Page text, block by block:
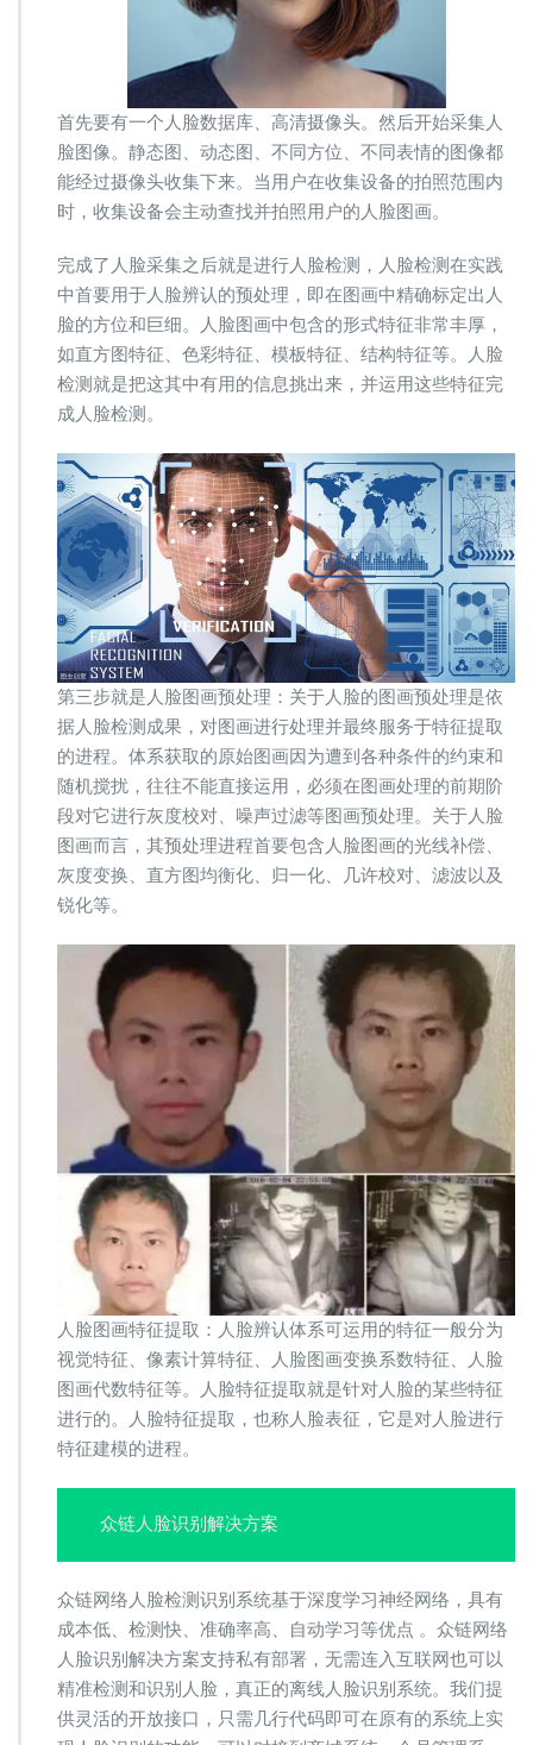
首先要有一个人脸数据库、高清摄像头。然后开始采集人
脸图像。静态图、动态图、不同方位、不同表情的图像都
能经过摄像头收集下来。当用户在收集设备的拍照范围内
时，收集设备会主动查找并拍照用户的人脸图画。
完成了人脸采集之后就是进行人脸检测，人脸检测在实践
中首要用于人脸辨认的预处理，即在图画中精确标定出人
脸的方位和巨细。人脸图画中包含的形式特征非常丰厚，
如直方图特征、色彩特征、模板特征、结构特征等。人脸
检测就是把这其中有用的信息挑出来，并运用这些特征完
成人脸检测。
第三步就是人脸图画预处理：关于人脸的图画预处理是依
据人脸检测成果，对图画进行处理并最终服务于特征提取
的进程。体系获取的原始图画因为遭到各种条件的约束和
随机搅扰，往往不能直接运用，必须在图画处理的前期阶
段对它进行灰度校对、噪声过滤等图画预处理。关于人脸
图画而言，其预处理进程首要包含人脸图画的光线补偿、
灰度变换、直方图均衡化、归一化、几许校对、滤波以及
锐化等。
人脸图画特征提取：人脸辨认体系可运用的特征一般分为
视觉特征、像素计算特征、人脸图画变换系数特征、人脸
图画代数特征等。人脸特征提取就是针对人脸的某些特征
进行的。人脸特征提取，也称人脸表征，它是对人脸进行
特征建模的进程。
众链人脸识别解决方案
众链网络人脸检测识别系统基于深度学习神经网络，具有
成本低、检测快、准确率高、自动学习等优点 。众链网络
人脸识别解决方案支持私有部署，无需连入互联网也可以
精准检测和识别人脸，真正的离线人脸识别系统。我们提
供灵活的开放接口，只需几行代码即可在原有的系统上实